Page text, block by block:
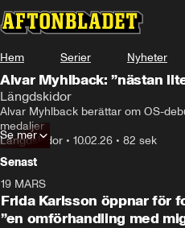
Hem Serier Nyheter
Alvar Myhlback: ”nästan
Längdskidor
Alvar Myhlback berättar om OS-
medaljer
Längdskidor • 10.02.26 • 82 sek
Se mer
Senast
19 MARS
Frida Karlsson öppnar för
”en omförhandling med